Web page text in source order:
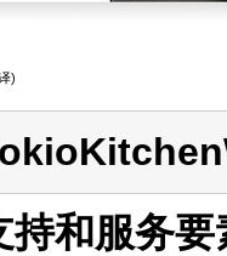
)
持和服务要